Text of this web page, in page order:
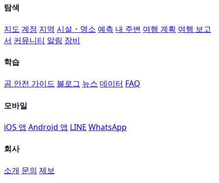
탐색
지도 계정 지역 시설・명소 예측 내 주변 여행 계획 여행 보고
서 커뮤니티 알림 장비
학습
곰 안전 가이드 블로그 뉴스 데이터 FAQ
모바일
iOS 앱 Android 앱 LINE WhatsApp
회사
소개 문의 제보